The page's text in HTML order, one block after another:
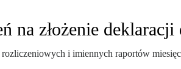
na złożenie
i imiennych raportów